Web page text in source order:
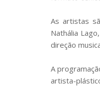
As artistas
Nathália
direção
A
artista-